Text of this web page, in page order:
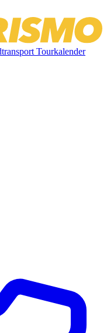
Tourkalender